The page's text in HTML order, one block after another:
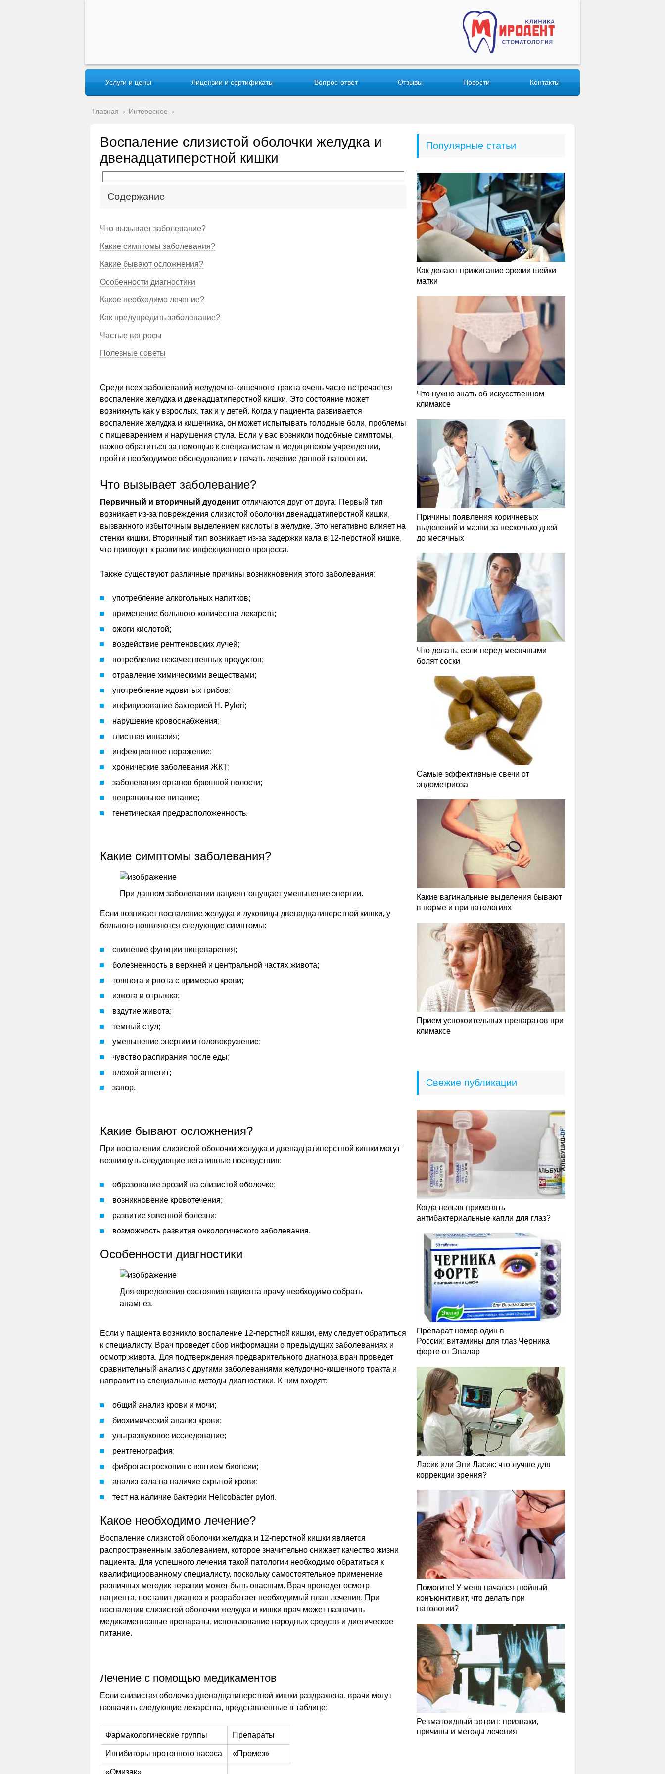
Услуги и цены Лицензии и сертификаты Вопрос-ответ Отзывы Новости Контакты
Главная › Интересное ›
Воспаление слизистой оболочки желудка и
двенадцатиперстной кишки
Содержание
Что вызывает заболевание?
Какие симптомы заболевания?
Какие бывают осложнения?
Особенности диагностики
Какое необходимо лечение?
Как предупредить заболевание?
Частые вопросы
Полезные советы
Среди всех заболеваний желудочно-кишечного тракта очень часто встречается
воспаление желудка и двенадцатиперстной кишки. Это состояние может
возникнуть как у взрослых, так и у детей. Когда у пациента развивается
воспаление желудка и кишечника, он может испытывать голодные боли, проблемы
с пищеварением и нарушения стула. Если у вас возникли подобные симптомы,
важно обратиться за помощью к специалистам в медицинском учреждении,
пройти необходимое обследование и начать лечение данной патологии.
Что вызывает заболевание?
Первичный и вторичный дуоденит отличаются друг от друга. Первый тип
возникает из-за повреждения слизистой оболочки двенадцатиперстной кишки,
вызванного избыточным выделением кислоты в желудке. Это негативно влияет на
стенки кишки. Вторичный тип возникает из-за задержки кала в 12-перстной кишке,
что приводит к развитию инфекционного процесса.
Также существуют различные причины возникновения этого заболевания:
употребление алкогольных напитков;
применение большого количества лекарств;
ожоги кислотой;
воздействие рентгеновских лучей;
потребление некачественных продуктов;
отравление химическими веществами;
употребление ядовитых грибов;
инфицирование бактерией H. Pylori;
нарушение кровоснабжения;
глистная инвазия;
инфекционное поражение;
хронические заболевания ЖКТ;
заболевания органов брюшной полости;
неправильное питание;
генетическая предрасположенность.
Какие симптомы заболевания?
При данном заболевании пациент ощущает уменьшение энергии.
Если возникает воспаление желудка и луковицы двенадцатиперстной кишки, у
больного появляются следующие симптомы:
снижение функции пищеварения;
болезненность в верхней и центральной частях живота;
тошнота и рвота с примесью крови;
изжога и отрыжка;
вздутие живота;
темный стул;
уменьшение энергии и головокружение;
чувство распирания после еды;
плохой аппетит;
запор.
Какие бывают осложнения?
При воспалении слизистой оболочки желудка и двенадцатиперстной кишки могут
возникнуть следующие негативные последствия:
образование эрозий на слизистой оболочке;
возникновение кровотечения;
развитие язвенной болезни;
возможность развития онкологического заболевания.
Особенности диагностики
Для определения состояния пациента врачу необходимо собрать
анамнез.
Если у пациента возникло воспаление 12-перстной кишки, ему следует обратиться
к специалисту. Врач проведет сбор информации о предыдущих заболеваниях и
осмотр живота. Для подтверждения предварительного диагноза врач проведет
сравнительный анализ с другими заболеваниями желудочно-кишечного тракта и
направит на специальные методы диагностики. К ним входят:
общий анализ крови и мочи;
биохимический анализ крови;
ультразвуковое исследование;
рентгенография;
фиброгастроскопия с взятием биопсии;
анализ кала на наличие скрытой крови;
тест на наличие бактерии Helicobacter pylori.
Какое необходимо лечение?
Воспаление слизистой оболочки желудка и 12-перстной кишки является
распространенным заболеванием, которое значительно снижает качество жизни
пациента. Для успешного лечения такой патологии необходимо обратиться к
квалифицированному специалисту, поскольку самостоятельное применение
различных методик терапии может быть опасным. Врач проведет осмотр
пациента, поставит диагноз и разработает необходимый план лечения. При
воспалении слизистой оболочки желудка и кишки врач может назначить
медикаментозные препараты, использование народных средств и диетическое
питание.
Лечение с помощью медикаментов
Если слизистая оболочка двенадцатиперстной кишки раздражена, врачи могут
назначить следующие лекарства, представленные в таблице:
Фармакологические группы Препараты
Ингибиторы протонного насоса «Промез»
«Омизак»
Популярные статьи
Как делают прижигание эрозии шейки
матки
Что нужно знать об искусственном
климаксе
Причины появления коричневых
выделений и мазни за несколько дней
до месячных
Что делать, если перед месячными
болят соски
Самые эффективные свечи от
эндометриоза
Какие вагинальные выделения бывают
в норме и при патологиях
Прием успокоительных препаратов при
климаксе
Свежие публикации
Когда нельзя применять
антибактериальные капли для глаз?
Препарат номер один в
России: витамины для глаз Черника
форте от Эвалар
Ласик или Эпи Ласик: что лучше для
коррекции зрения?
Помогите! У меня начался гнойный
конъюнктивит, что делать при
патологии?
Ревматоидный артрит: признаки,
причины и методы лечения